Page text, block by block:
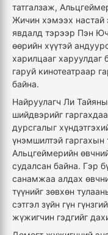
татгалзаж,
Жичин хэмээх настай
явдалд тэрээр Пэн
өөрийн хүүтэй
харилцааг харуулдаг
гаруй кинотеатраар
байна.
Найруулагч Ли
шийдвэрийг
дурсгалыг
үнэмшилтэй гаргахын
Альцгеймерийн
судалсан байна. Гэр
санамжаа алдах
түүнийг зөвхөн
сэтгэл зүйн гүн
жүжигчин гэдгийг